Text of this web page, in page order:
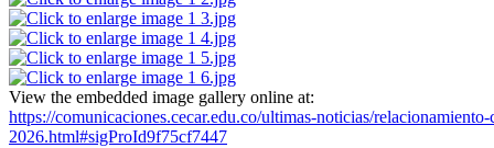
View the embedded image gallery online at:
https://comunicaciones.cecar.edu.co/ultimas-noticias/
2026.html#sigProId9f75cf7447